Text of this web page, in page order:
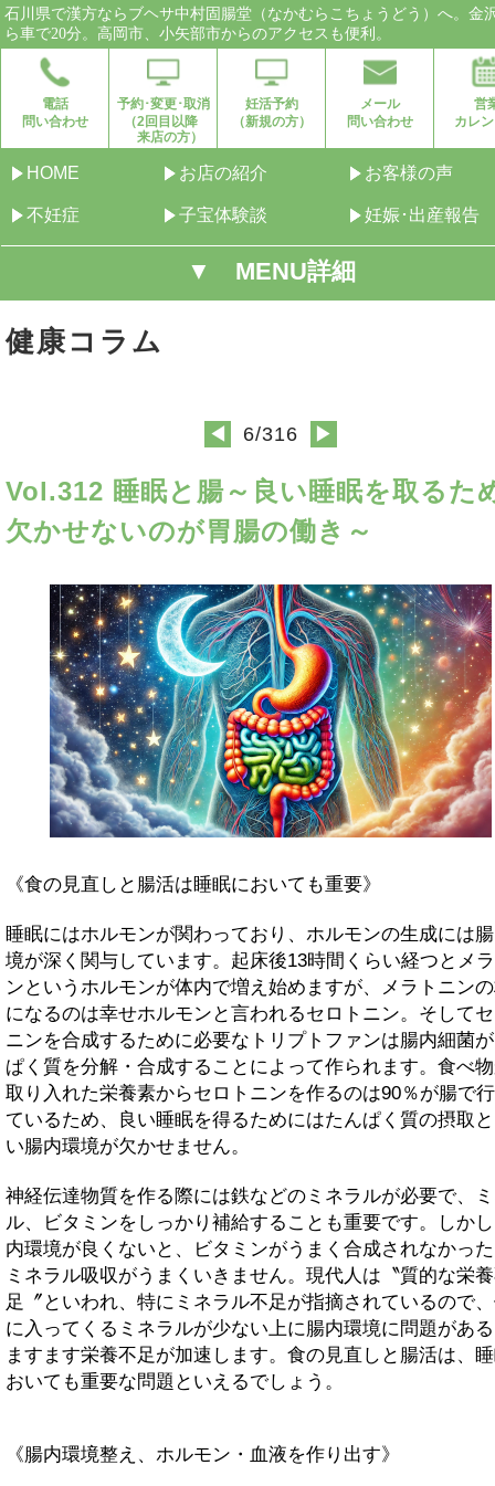
石川県で漢方ならブヘサ中村固腸堂（なかむらこちょうどう）へ。金
ら車で20分。高岡市、小矢部市からのアクセスも便利。
電話
問い合わせ
予約･変更･取消
（2回目以降
来店の方）
妊活予約
（新規の方）
メール
問い合わせ
営
カレ
HOME お店の紹介 お客様の声
不妊症 子宝体験談 妊娠･出産報告
▼ MENU詳細
健康コラム
◀ 6/316 ▶
Vol.312 睡眠と腸～良い睡眠を取るた
欠かせないのが胃腸の働き～
《食の見直しと腸活は睡眠においても重要》
睡眠にはホルモンが関わっており、ホルモンの生成には
境が深く関与しています。起床後13時間くらい経つとメ
ンというホルモンが体内で増え始めますが、メラトニン
になるのは幸せホルモンと言われるセロトニン。そして
ニンを合成するために必要なトリプトファンは腸内細菌
ぱく質を分解・合成することによって作られます。食べ
取り入れた栄養素からセロトニンを作るのは90％が腸で
ているため、良い睡眠を得るためにはたんぱく質の摂取
い腸内環境が欠かせません。
神経伝達物質を作る際には鉄などのミネラルが必要で、
ル、ビタミンをしっかり補給することも重要です。しか
内環境が良くないと、ビタミンがうまく合成されなかっ
ミネラル吸収がうまくいきません。現代人は〝質的な栄
足〞といわれ、特にミネラル不足が指摘されているので
に入ってくるミネラルが少ない上に腸内環境に問題があ
ますます栄養不足が加速します。食の見直しと腸活は、
おいても重要な問題といえるでしょう。
《腸内環境整え、ホルモン・血液を作り出す》